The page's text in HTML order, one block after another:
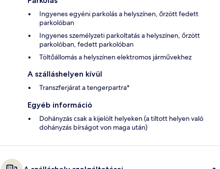
Ingyenes egyéni parkolás a helyszínen, őrzött fedett
parkolóban
Ingyenes személyzeti parkoltatás a helyszínen, őrzött
parkolóban, fedett parkolóban
Töltőállomás a helyszínen elektromos járművekhez
A szálláshelyen kívül
Transzferjárat a tengerpartra*
Egyéb információ
Dohányzás csak a kijelölt helyeken (a tiltott helyen való
dohányzás bírságot von maga után)